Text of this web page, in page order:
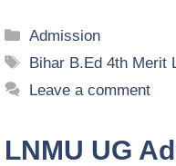
Admission
Bihar B.Ed 4th Merit
Leave a comment
LNMU UG